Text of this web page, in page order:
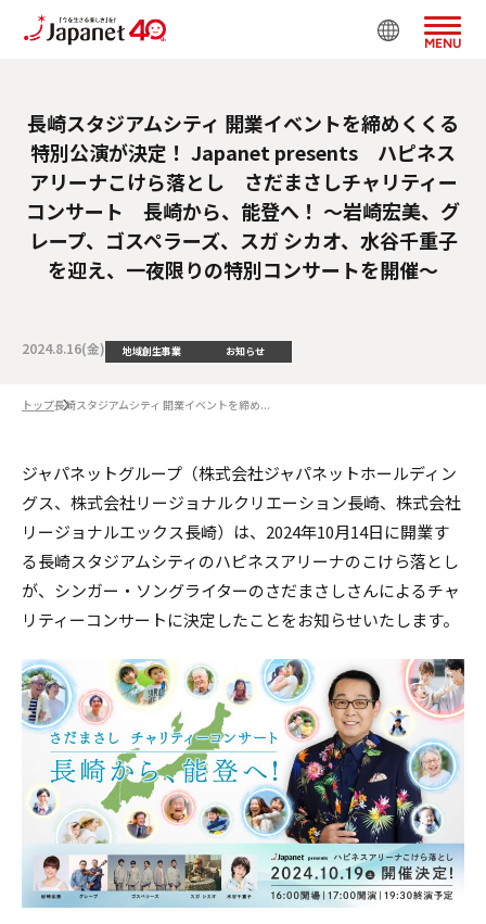
MENU
長崎スタジアムシティ 開業イベントを締めくくる
特別公演が決定！ Japanet presents ハピネス
アリーナこけら落とし さだまさしチャリティー
コンサート 長崎から、能登へ！ ～岩崎宏美、グ
レープ、ゴスペラーズ、スガ シカオ、水谷千重子
を迎え、一夜限りの特別コンサートを開催～
2024.8.16(金) 地域創生事業 お知らせ
トップ長崎スタジアムシティ 開業イベントを締め...
ジャパネットグループ（株式会社ジャパネットホールディン
グス、株式会社リージョナルクリエーション長崎、株式会社
リージョナルエックス長崎）は、2024年10月14日に開業す
る長崎スタジアムシティのハピネスアリーナのこけら落とし
が、シンガー・ソングライターのさだまさしさんによるチャ
リティーコンサートに決定したことをお知らせいたします。